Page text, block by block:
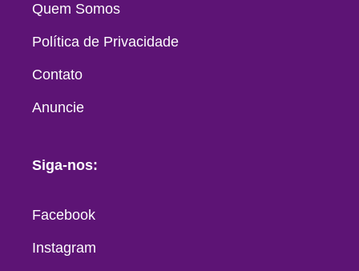
Quem Somos
Política de Privacidade
Contato
Anuncie
Siga-nos:
Facebook
Instagram